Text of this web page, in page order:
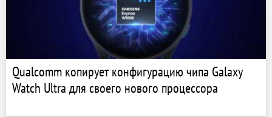
Qualcomm копирует конфигурацию чипа Galaxy
Watch Ultra для своего нового процессора